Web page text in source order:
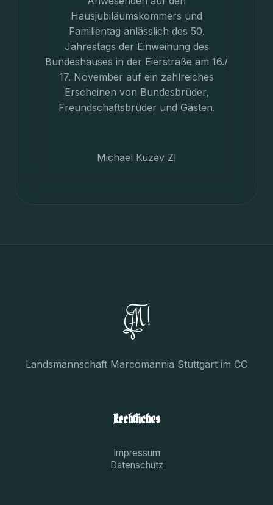
Hausjubiläumskommers und
Familientag anlässlich des 50.
Jahrestags der Einweihung des
Bundeshauses in der Eierstraße am 16./
17. November auf ein zahlreiches
Erscheinen von Bundesbrüder,
Freundschaftsbrüder und Gästen.
Michael Kuzev Z!
Landsmannschaft Marcomannia Stuttgart im CC
Rechtliches
Impressum
Datenschutz